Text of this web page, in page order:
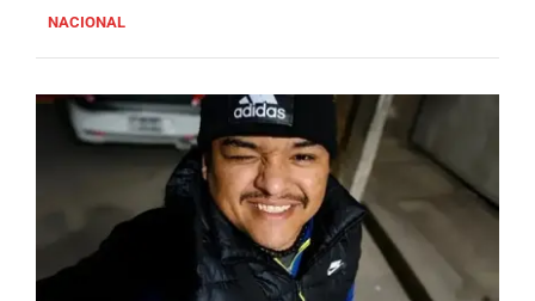
NACIONAL